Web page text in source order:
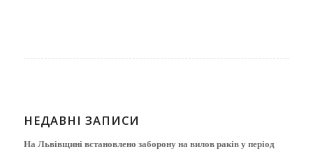
НЕДАВНІ ЗАПИСИ
На Львівщині встановлено заборону на вилов раків у період